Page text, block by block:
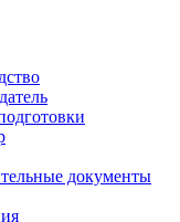
документы